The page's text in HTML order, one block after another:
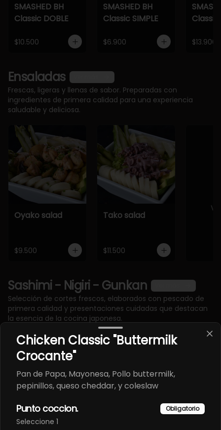
SMASHED BH
Classic DOBLE
$10.500
SMASHED BH
Classic SIMPLE
$6.900
Classic
$13.900
Ensaladas
Frescas, ligeras y llenas de sabor. Preparadas con
ingredientes de primera calidad para una experiencia
saludable y deliciosa.
Oyako salad
$9.500
Tako salad
$11.500
Sashimi - Nigiri - Gunkan
Selección de cortes frescos, elaborados con pescado de
primera calidad y presentaciones cuidadas que destacan
la esencia de la cocina japonesa.
Gunkan Ebi
Chicken Classic "Buttermilk
Crocante"
Pan de Papa, Mayonesa, Pollo buttermilk,
pepinillos, queso cheddar, y coleslaw
Punto coccion. Obligatorio
Seleccione 1